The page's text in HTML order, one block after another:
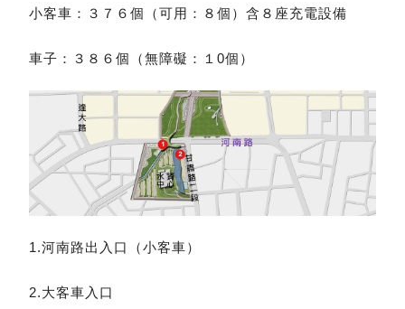
小客車：３７６個（可用：８個）含８座充電設備
車子：３８６個（無障礙：１0個）
1.河南路出入口（小客車）
2.大客車入口